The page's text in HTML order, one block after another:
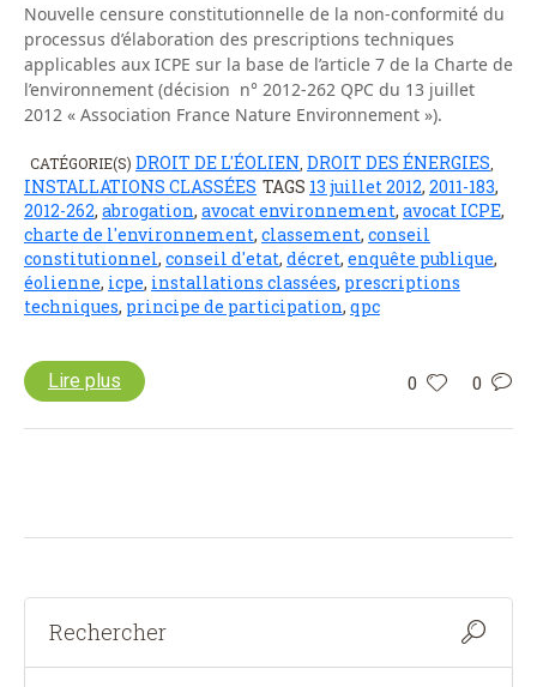
Nouvelle censure constitutionnelle de la non-conformité du
processus d’élaboration des prescriptions techniques
applicables aux ICPE sur la base de l’article 7 de la Charte de
l’environnement (décision n° 2012-262 QPC du 13 juillet
2012 « Association France Nature Environnement »).
CATÉGORIE(S) DROIT DE L'ÉOLIEN DROIT DES ÉNERGIES
INSTALLATIONS CLASSÉES TAGS 13 juillet 2012, 2011-183,
2012-262, abrogation, avocat environnement, avocat ICPE,
charte de l'environnement, classement, conseil
constitutionnel, conseil d'etat, décret, enquête publique,
éolienne, icpe, installations classées, prescriptions
techniques, principe de participation, qpc
0 0
Lire plus